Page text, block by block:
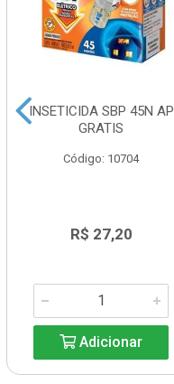
INSETICIDA SBP 45N AP
GRATIS
Código: 10704
R$ 27,20
Adicionar